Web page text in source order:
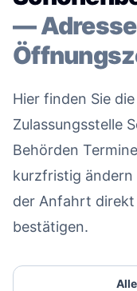
—
Hier finden Sie
Zulassungsstelle
Behörden
kurzfristig ändern
der Anfahrt
bestätigen.